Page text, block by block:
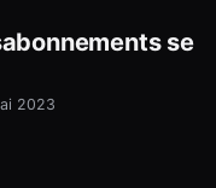
se
2023